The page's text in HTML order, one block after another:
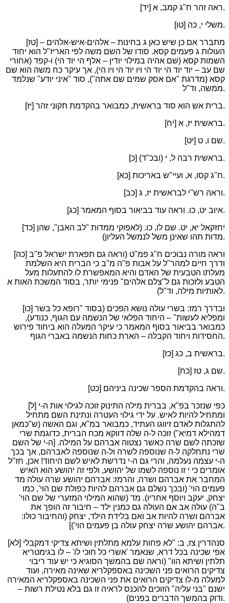
[יד] ראה זהר ח"ג קמב, א.
[טו] משלי י, כה.
[טז] מתברר אם כן שיש כאן ג בחינות – אלהים-איש-אלהים –
העולות ג פעמים קסא. סודו של השם משה לפי האריז"ל הוא יחוד
השמות קסא (שם אהיה במילוי יודין – אלף הי יוד הי) ו-קפד (אחורי
שם עב – יוד יוד הי יוד הי ויו יוד הי ויו הי), אך עיקר כח משה הוא שם
קסא (מדרגת "אם אסק שמים שם אתה"), סוד "איני יודע" שנלמד
ממשה, וד"ל.
[יז] ברית אש הוא סוד בראשית, כמבואר בהקדמת תקוני זהר.
[יח] בראשית יז, א.
[יט] שם ו, ט.
[כ] בראשית רבה ל, י (ובכ"ד).
[כא] ח"ג קסו, א, ועיי"ש באריכות.
[כב] וראה רש"י לבראשית יז, ג.
[כג] איוב יט, כו. וראה עוד בביאור בסוף המאמר.
[כד] יחזקאל יא, יט. שם לו, כו. (לאפוקי ממדות "לב האבן", שהן
מדות תהו שאינן משל לנמשל העליון).
[כה] וראה מורה נבוכים ח"ג פמ"ט (וראה גם תפארת ישראל פ"ב
ודרך חיים למהר"ל על אבות פ"ה מ"ב כי הברית היא השלמת
מעלתו הטבעית של האדם והיא המאפשרת לו להתעלות מעל
הטבע ולזכות גם ל"צלם אלהים" פנימי יותר, בסוד המשכת האות א
לאותיות מילה, וד"ל).
[כו] ובדרך רמז: בשרי עולה נושא הפכים (בסוד "רופא כל בשר
ומפליא לעשות" – היחוד הפלאי של הנשמה עם הגוף, כנודע),
כמבואר בביאור בסוף המאמר כי עיקר המעלה הוא ביחוד פירוש
החסידות ויחוד הקבלה – הארת כחות הנשמה באברי הגוף.
[כז] בראשית ב, כג.
[כח] שם ג, טז.
[כט] וראה בהקדמת הספר שכינה ביניהם.
[ל] כפי שנזכר בפ"א, בברית מילה התינוק זוכה לגילוי אות ה-י
ומתחיל להיות לאיש. על ידי גילוי העטרה ונתינת השם מתחיל
להתגלות לאדם זיווגו העתיד, כמבואר במ"א, וגם האשה (ש"כמאן
דמהילא דמיא") זוכה ל-ה שלה דווקא מכח הברית, כדוגמת שרי
שזכתה לשם שרה כאשר נצטוה אברהם על המילה. [ה-י של השם
שרי נתחלקה ל-ה שנוספה לשרה ול-ה שנוספה לאברהם, אך בכך
ה-י עצמה נעלמה, והרי גם ה-י נדרשת לאיש לשם היחוד! אכן, חז"ל
אומרים כי י זו נוספה לשמו של יהושע, ולפי זה יהושע הוא האיש
המחבר את אברהם ושרה, והרמז: אברהם יהושע שרה עולה מד
פעמים הוי' (ובכך נשלם גם אברהם להיות כפולת שם הוי', כמו
יצחק, יעקב ויוסף אחריו). מד (שהוא המילוי המזערי של שם הוי'
ב"ה) עולה אב אם העולה גם כמנין ילד – חיבור זה הופך את
אברהם ושרה להיות אב ואם בלידת הילד, יצחק (והחיבור כולו:
אברהם יהושע שרה יצחק עולה בן פעמים הוי')].
[לא] סנהדרין צז, ב: "לא פחות עלמא מתלתין ושיתא צדיקי דמקבלי
אפי שכינה בכל דרא, שנאמר 'אשרי כל חוכי לו' – לו בגימטריא
תלתין ושיתא הוו" (וראה שם בהמשך הסוגיא כי יש עוד ריבוי
צדיקים הרואים פני השכינה באספקלריא שאינה מאירה, ועוד
למעלה מ-לו צדיקים הרואים את פני השכינה באספקלריא המאירה
ישנם "בני עליה" הזוכים להכנס לראיה זו גם בלא נטילת רשות –
ודוק בהמשך הדברים בפנים).